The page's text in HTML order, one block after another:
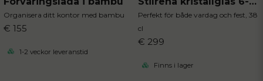
Organisera ditt kontor med bambu
€ 155
1-2 veckor leveranstid
Perfekt för både vardag och fest, 38
cl
€ 299
Finns i lager